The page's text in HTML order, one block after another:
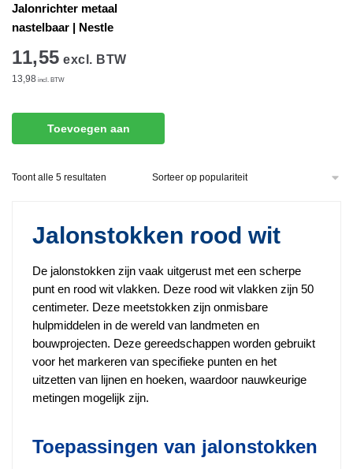
Jalonrichter metaal
nastelbaar | Nestle
11,55 excl. BTW
13,98 incl. BTW
Toevoegen aan
Toont alle 5 resultaten Gesorteerd
Jalonstokken rood wit
De jalonstokken zijn vaak uitgerust met een scherpe
punt en rood wit vlakken. Deze rood wit vlakken zijn 50
centimeter. Deze meetstokken zijn onmisbare
hulpmiddelen in de wereld van landmeten en
bouwprojecten. Deze gereedschappen worden gebruikt
voor het markeren van specifieke punten en het
uitzetten van lijnen en hoeken, waardoor nauwkeurige
metingen mogelijk zijn.
Toepassingen van jalonstokken